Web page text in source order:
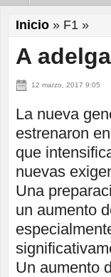
Inicio » F1 »
A
12 marzo, 2017 9:05
La nueva
estrenaron
que
nuevas
Una
un aumento
Un aumento